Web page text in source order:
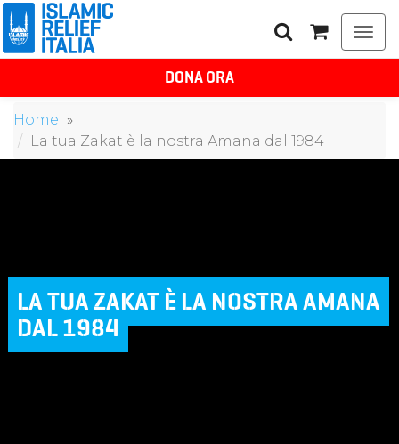
DONA ORA
Home
La tua Zakat è la nostra Amana dal 1984
LA TUA ZAKAT È LA NOSTRA AMANA
DAL 1984